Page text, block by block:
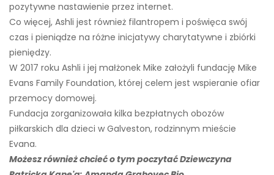
pozytywne nastawienie przez internet.
Co więcej, Ashli ​​jest również filantropem i poświęca swój
czas i pieniądze na różne inicjatywy charytatywne i zbiórki
pieniędzy.
W 2017 roku Ashli ​​i jej małżonek Mike założyli fundację Mike
Evans Family Foundation, której celem jest wspieranie ofiar
przemocy domowej.
Fundacja zorganizowała kilka bezpłatnych obozów
piłkarskich dla dzieci w Galveston, rodzinnym mieście
Evana.
Możesz również chcieć o tym poczytać Dziewczyna